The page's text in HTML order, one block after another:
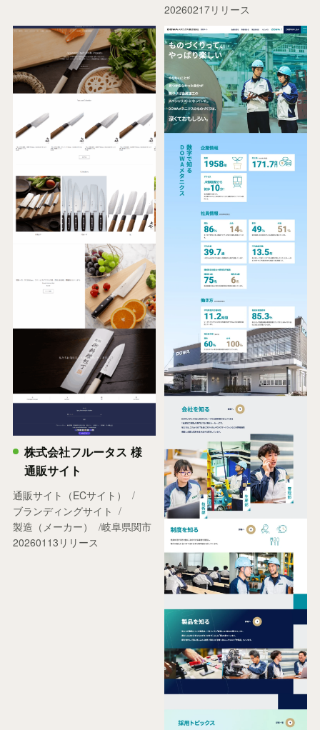
20260217リリース
株式会社フルータス 様
通販サイト
通販サイト（ECサイト）
ブランディングサイト
製造（メーカー）
岐阜県関市
20260113リリース